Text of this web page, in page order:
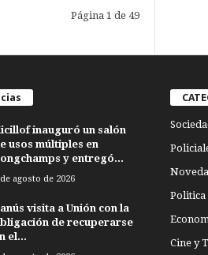
Página 1 de 49
inauguró un salón
usos múltiples en
y entregó...
agosto de 2026
visita a Unión con la
de recuperarse
el...
Politica
Cine y